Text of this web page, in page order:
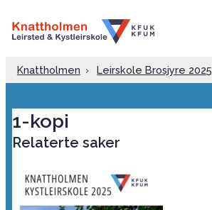
Knattholmen › Leirskole Brosjyre 2025
1-kopi
Relaterte saker